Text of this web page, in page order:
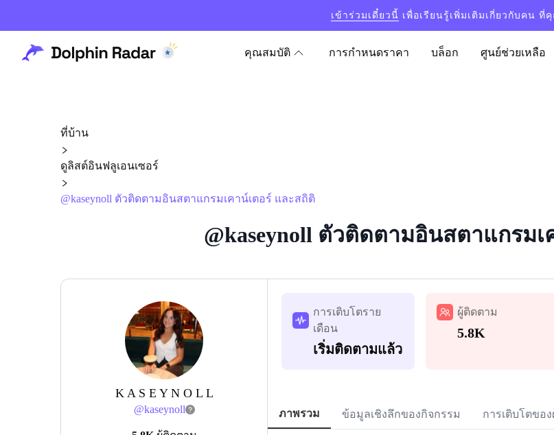
เข้าร่วมเดี๋ยวนี้ เพื่อเรียนรู้เพิ่มเติมเกี่ยวกับคน ที่
คุณสมบัติ การกำหนดราคา บล็อก ศูนย์ช่วยเหลือ
ที่บ้าน
ดูลิสต์อินฟลูเอนเซอร์
@kaseynoll ตัวติดตามอินสตาแกรมเคาน์เตอร์ และสถิติ
@kaseynoll ตัวติดตามอินสตาแกรม
K A S E Y N O L L
@kaseynoll
การเติบโตราย
เดือน
เริ่มติดตามแล้ว
ผู้ติดตาม
5.8K
ภาพรวม ข้อมูลเชิงลึกของกิจกรรม การเติบโตขอ